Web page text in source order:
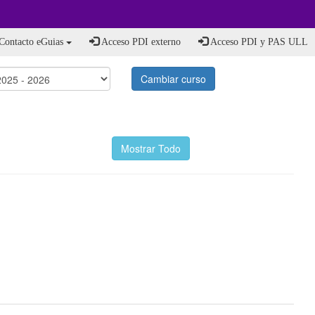
eGuias Acceso PDI externo Acceso PDI y PAS ULL
Cambiar curso
Mostrar Todo